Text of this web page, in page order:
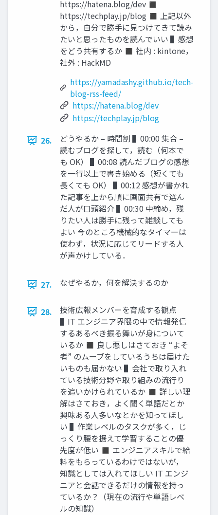
https://hatena.blog/dev ◼
https://techplay.jp/blog ◼ 上記以外
から，自分で勝手に見つけてきて読み
たいと思ったものを読んでいい ▌感想
をどう共有するか ◼ 社内 : kintone，
社外 : HackMD
https://yamadashy.github.io/tech-
blog-rss-feed/
https://hatena.blog/dev
https://techplay.jp/blog
26.
どうやるか – 時間割 ▌00:00 集合 –
読むブログを探して，読む（何本で
も OK） ▌00:08 読んだブログの感想
を一行以上で書き始める（短くても
長くても OK） ▌00:12 感想が書かれ
た記事を上から順に画面共有で選ん
だ人が口頭紹介 ▌00:30 中締め，残
りたい人は勝手に残って雑談しても
よい 今のところ機械的なタイマーは
使わず，状況に応じてリードする人
が声かけしている．
27. なぜやるか，何を解決するのか
28.
技術広報メンバーを育成する観点
▌IT エンジニア界隈の中で情報発信
するあるべき振る舞いが身について
いるか ◼ 良し悪しはさておき “よそ
者” のムーブをしているうちは届けた
いものも届かない ▌会社で取り入れ
ている技術分野や取り組みの流行り
を追いかけられているか ◼ 詳しい理
解はさておき，よく聞く単語だとか
興味ある人多いなとかを知ってほし
い ▌作業レベルのタスクが多く，じ
っくり腰を据えて学習することの優
先度が低い ◼ エンジニアスキルで給
料をもらっているわけではないが，
知識としては入れてほしい IT エンジ
ニアと会話できるだけの情報を持っ
ているか？（現在の流行や単語レベ
ルの知識）